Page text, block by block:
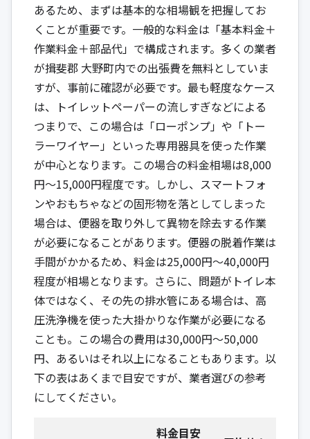
あるため、まずは基本的な相場観を把握してお
くことが重要です。一般的な料金は「基本料金＋
作業料金＋部品代」で構成されます。多くの業者
が揖斐郡 大野町内での出張費を無料としていま
すが、事前に確認が必要です。最も軽度なケース
は、トイレットペーパーの流しすぎなどによる
つまりで、この場合は「ローポンプ」や「トー
ラーワイヤー」といった専用器具を使った作業
が中心となります。この場合の料金相場は8,000
円〜15,000円程度です。しかし、スマートフォ
ンやおもちゃなどの固形物を落としてしまった
場合は、便器を取り外して異物を除去する作業
が必要になることがあります。便器の脱着作業は
手間がかかるため、料金は25,000円〜40,000円
程度が相場となります。さらに、問題がトイレ本
体ではなく、その先の排水管にある場合は、高
圧洗浄機を使った大掛かりな作業が必要になる
ことも。この場合の費用は30,000円〜50,000
円、あるいはそれ以上になることもあります。以
下の表はあくまで目安ですが、業者選びの参考
にしてください。
料金目安